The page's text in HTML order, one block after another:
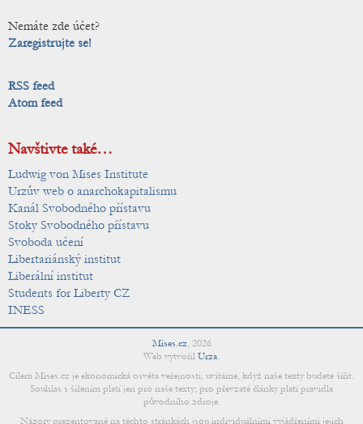
Nemáte zde účet?
Zaregistrujte se!
RSS feed
Atom feed
Navštivte také…
Ludwig von Mises Institute
Urzův web o anarchokapitalismu
Kanál Svobodného přístavu
Stoky Svobodného přístavu
Svoboda učení
Libertariánský institut
Liberální institut
Students for Liberty CZ
INESS
Mises.cz, 2026
Web vytvořil Urza.
Cílem Mises.cz je ekonomická osvěta veřejnosti; uvítáme, když naše texty budete šířit.
Souhlas s šířením platí jen pro naše texty; pro převzaté články platí pravidla
původního zdroje.
Názory prezentované na těchto stránkách jsou individuálními vyjádřeními jejich